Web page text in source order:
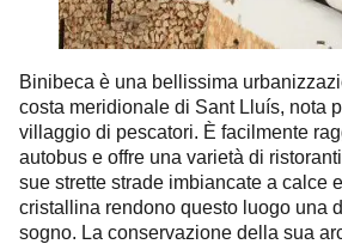
Binibeca è una bellissima
costa meridionale di Sant Lluís, nota
villaggio di pescatori. È facilmente
autobus e offre una varietà di
sue strette strade imbiancate a calce
cristallina rendono questo luogo una
sogno. La conservazione della sua